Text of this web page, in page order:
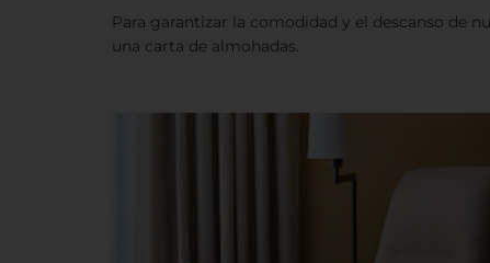
Para garantizar la comodidad y el descanso de
una carta de almohadas.